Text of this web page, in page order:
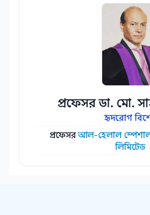
প্রফেসর ডা. মো.
হৃদরোগ
প্রফেসরআল-হেলাল
লিমিটেড